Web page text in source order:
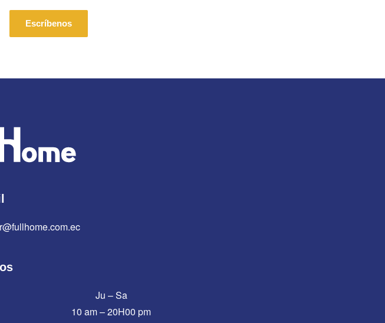
Escríbenos
Ju – Sa
10 am – 20H00 pm